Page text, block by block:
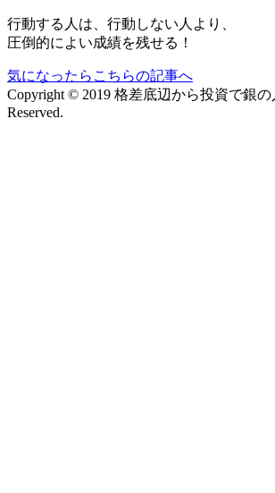
行動する人は、行動しない人より、
圧倒的によい成績を残せる！
気になったらこちらの記事へ
Copyright © 2019 格差底辺から投資で銀
Reserved.